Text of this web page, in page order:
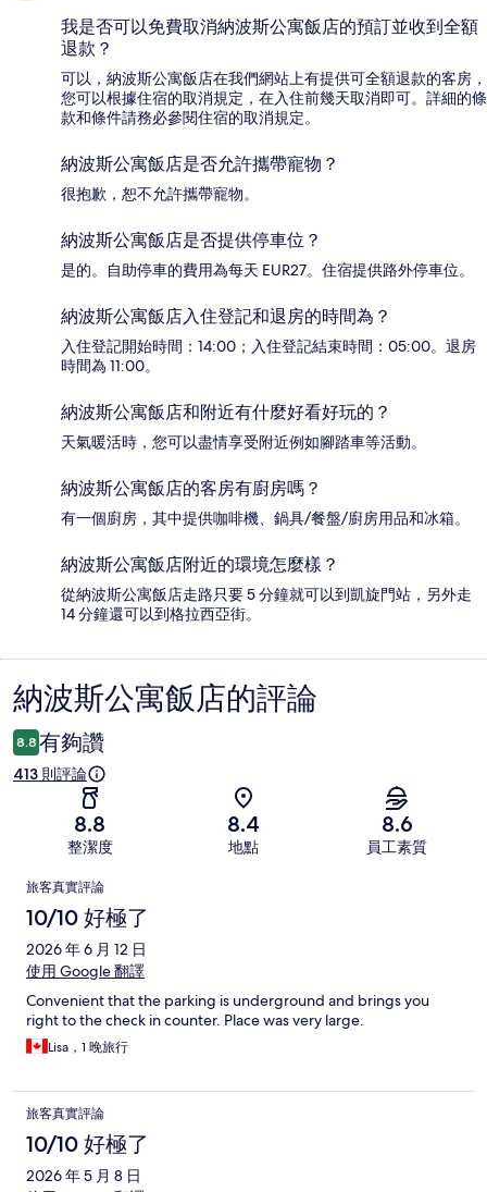
我是否可以免費取消納波斯公寓飯店的預訂並收到全額
退款？
可以，納波斯公寓飯店在我們網站上有提供可全額退款的客房，
您可以根據住宿的取消規定，在入住前幾天取消即可。詳細的條
款和條件請務必參閱住宿的取消規定。
納波斯公寓飯店是否允許攜帶寵物？
很抱歉，恕不允許攜帶寵物。
納波斯公寓飯店是否提供停車位？
是的。自助停車的費用為每天 EUR27。住宿提供路外停車位。
納波斯公寓飯店入住登記和退房的時間為？
入住登記開始時間：14:00；入住登記結束時間：05:00。退房
時間為 11:00。
納波斯公寓飯店和附近有什麼好看好玩的？
天氣暖活時，您可以盡情享受附近例如腳踏車等活動。
納波斯公寓飯店的客房有廚房嗎？
有一個廚房，其中提供咖啡機、鍋具/餐盤/廚房用品和冰箱。
納波斯公寓飯店附近的環境怎麼樣？
從納波斯公寓飯店走路只要 5 分鐘就可以到凱旋門站，另外走
14 分鐘還可以到格拉西亞街。
評
論
納波斯公寓飯店的評論
8.8 有夠讚
413 則評論
8.8
整潔度
8.4
地點
8.6
員工素質
評
論
旅客真實評論
10/10 好極了
2026 年 6 月 12 日
使用 Google 翻譯
Convenient that the parking is underground and brings you
right to the check in counter. Place was very large.
Lisa，1 晚旅行
旅客真實評論
10/10 好極了
2026 年 5 月 8 日